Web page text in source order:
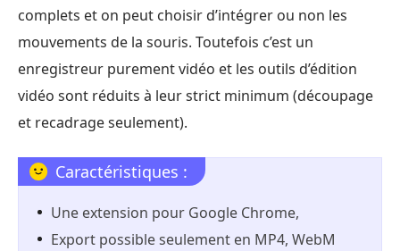
complets et on peut choisir d’intégrer ou non les
mouvements de la souris. Toutefois c’est un
enregistreur purement vidéo et les outils d’édition
vidéo sont réduits à leur strict minimum (découpage
et recadrage seulement).
Caractéristiques :
Une extension pour Google Chrome,
Export possible seulement en MP4, WebM